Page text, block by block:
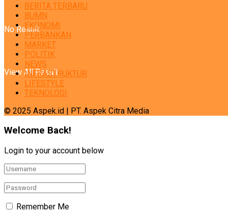
No Result
View All Result
BERITA TERBARU
BUMN
EKONOMI
PERBANKAN
MARKET
POLITIK
NEWS
INFRASTRUKTUR
LIFESTYLE
TEKNOLOGI
© 2025 Aspek.id | PT. Aspek Citra Media
Welcome Back!
Login to your account below
Remember Me